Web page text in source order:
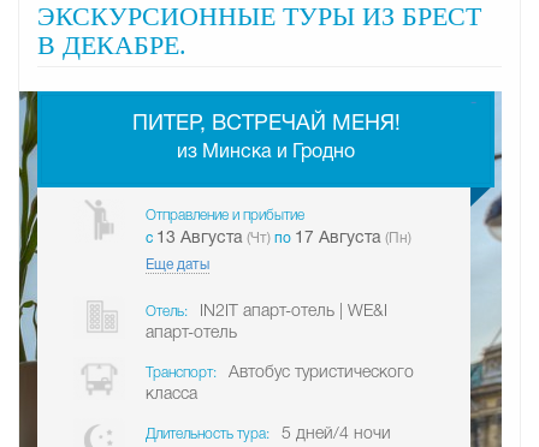
ЭКСКУРСИОННЫЕ ТУРЫ ИЗ БРЕСТ
В ДЕКАБРЕ.
ПИТЕР, ВСТРЕЧАЙ МЕНЯ!
из Минска и Гродно
Отправление и прибытие
c 13 Августа (Чт) по 17 Августа (Пн)
Еще даты
Отель:
IN2IT апарт-отель | WE&I
апарт-отель
Транспорт:
Автобус туристического
класса
Длительность тура: 5 дней/4 ночи
-